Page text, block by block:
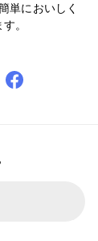
単においしく
。